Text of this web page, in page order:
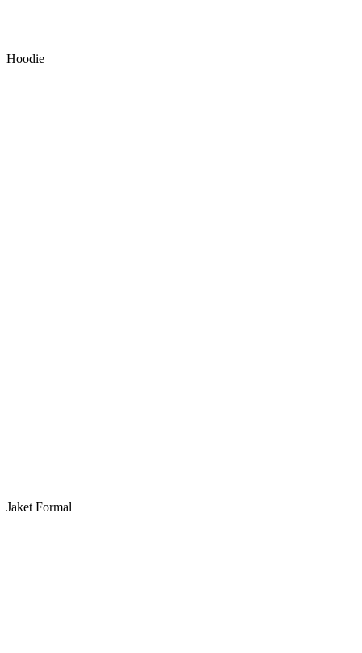
Hoodie
Jaket Formal